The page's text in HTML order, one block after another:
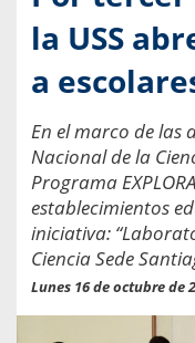
la USS
a
En el marco de las
Nacional de la
Programa
establecimientos
iniciativa:
Ciencia Sede
Lunes 16 de octubre de